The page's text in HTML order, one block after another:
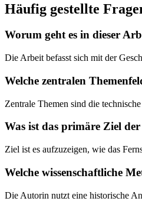
Häufig gestellte
Worum geht es in dieser
Die Arbeit befasst sich mit der
Welche zentralen
Zentrale Themen sind die
Was ist das primäre Ziel
Ziel ist es aufzuzeigen, wie das
Welche wissenschaftliche
Die Autorin nutzt eine historische